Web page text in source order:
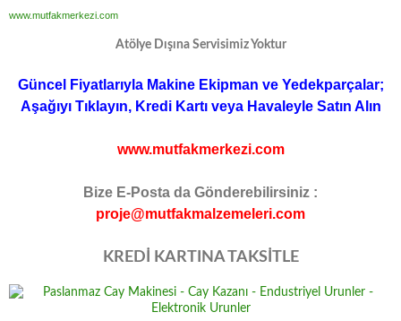
www.mutfakmerkezi.com
Atölye Dışına Servisimiz Yoktur
Güncel Fiyatlarıyla Makine Ekipman ve Yedekparçalar;
Aşağıyı Tıklayın, Kredi Kartı veya Havaleyle Satın Alın
www.mutfakmerkezi.com
Bize E-Posta da Gönderebilirsiniz :
proje@mutfakmalzemeleri.com
KREDİ KARTINA TAKSİTLE